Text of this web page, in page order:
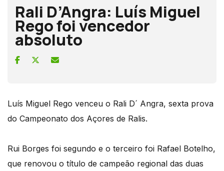
Rali D’Angra: Luís Miguel
Rego foi vencedor
absoluto
Luís Miguel Rego venceu o Rali D´ Angra, sexta prova
do Campeonato dos Açores de Ralis.
Rui Borges foi segundo e o terceiro foi Rafael Botelho,
que renovou o título de campeão regional das duas